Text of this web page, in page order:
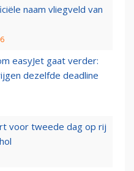
naam vliegveld van
easyJet gaat verder:
dezelfde deadline
voor tweede dag op rij